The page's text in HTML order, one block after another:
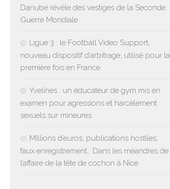
Danube révèle des vestiges de la Seconde
Guerre Mondiale
Ligue 3 : le Football Video Support,
nouveau dispositif d’arbitrage, utilisé pour la
première fois en France
Yvelines : un éducateur de gym mis en
examen pour agressions et harcèlement
sexuels sur mineures
Millions d’euros, publications hostiles,
faux enregistrement… Dans les méandres de
l’affaire de la tête de cochon à Nice